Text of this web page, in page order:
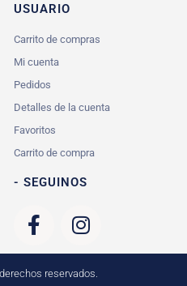
USUARIO
Carrito de compras
Mi cuenta
Pedidos
Detalles de la cuenta
Favoritos
Carrito de compra
- SEGUINOS
reservados.